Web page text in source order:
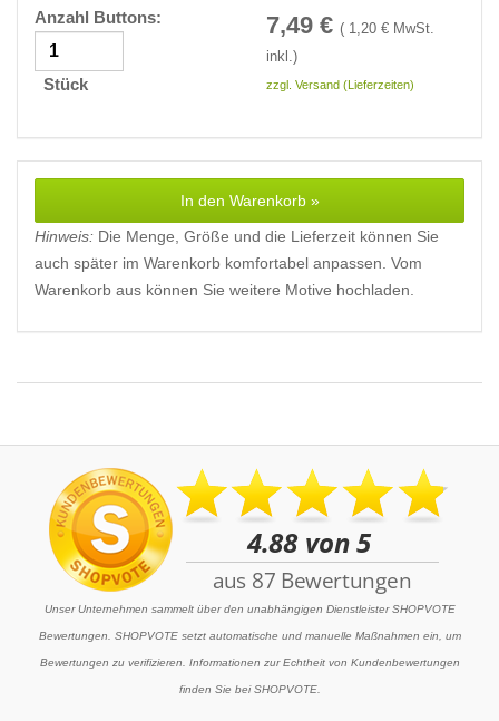
Anzahl Buttons:
Stück
7,49 € ( 1,20 € MwSt.
inkl.)
zzgl. Versand (Lieferzeiten)
In den Warenkorb »
Hinweis: Die Menge, Größe und die Lieferzeit können Sie
auch später im Warenkorb komfortabel anpassen. Vom
Warenkorb aus können Sie weitere Motive hochladen.
Unser Unternehmen sammelt über den unabhängigen Dienstleister SHOPVOTE
Bewertungen. SHOPVOTE setzt automatische und manuelle Maßnahmen ein, um
Bewertungen zu verifizieren. Informationen zur Echtheit von Kundenbewertungen
finden Sie bei SHOPVOTE.